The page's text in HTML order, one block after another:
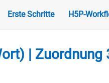
Erste Schritte H5P-
| Zuordnung